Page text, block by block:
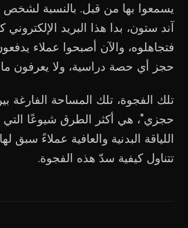
يسمعوا بها من قبل. بالنسبة لشخص
آند ستون، بدا هذا البريد
فتجاهلوه، والآن أصبحوا عملاء
حجز أي حصة دراسية، ولا يعرفون
تلك الفجوة، تلك المساحة الفارغة
حجزي"، هي أكثر الطرق شيوعًا التي
اللياقة البدنية والعافية عملاءً سبق
تتناول كيفية سدّ هذه الفجوة.